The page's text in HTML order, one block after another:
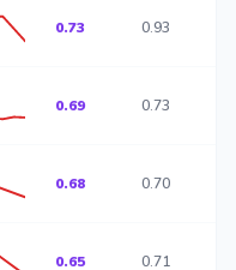
0.73 0.93
0.69 0.73
0.68 0.70
0.65 0.71